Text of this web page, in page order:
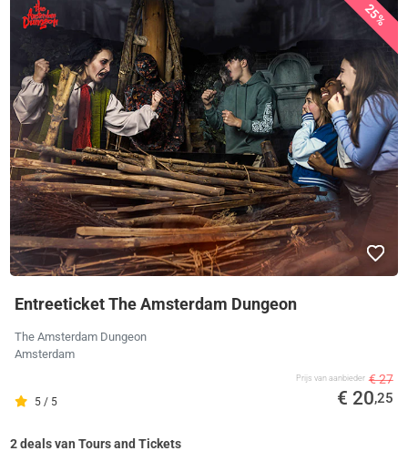
25%
Entreeticket The Amsterdam Dungeon
The Amsterdam Dungeon
Amsterdam
5 / 5
Prijs van aanbieder € 27
€ 20,25
2 deals van Tours and Tickets